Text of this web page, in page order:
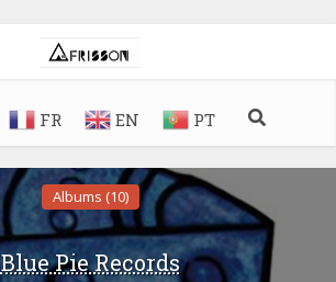
FR EN PT
Albums (10)
Blue Pie Records